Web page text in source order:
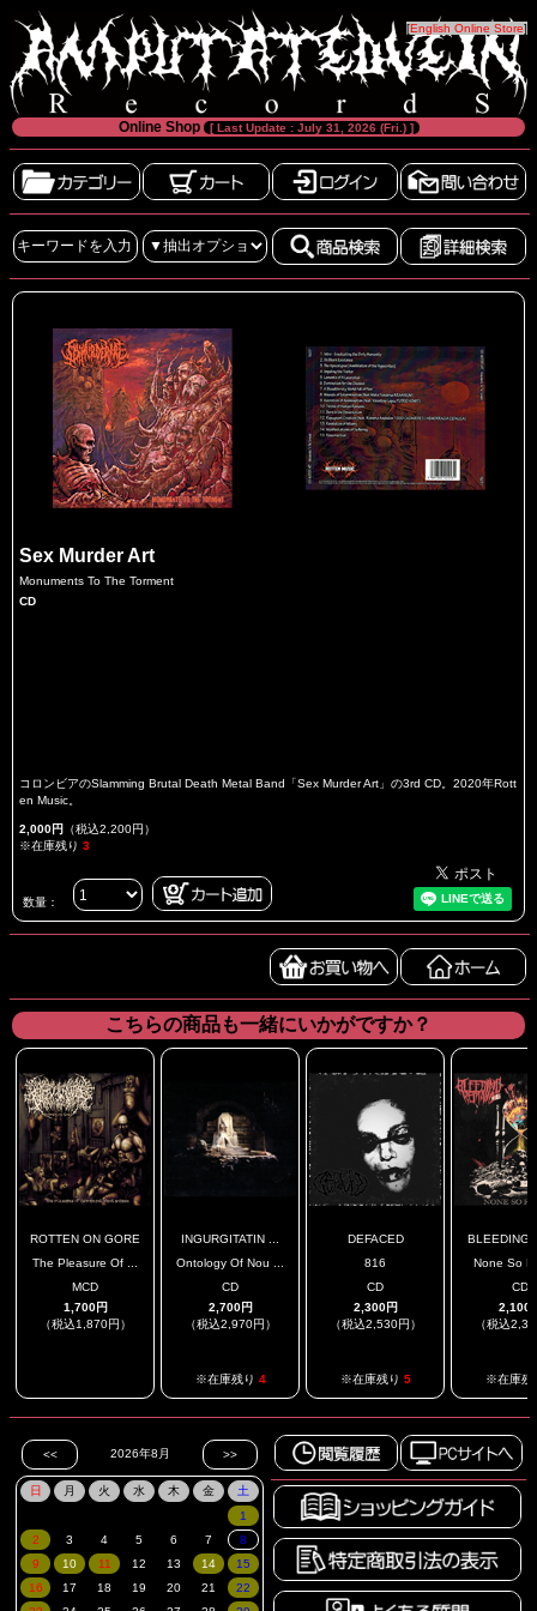
[English Online Store]
Online Shop [ Last Update : July 31, 2026 (Fri.) ]
Sex Murder Art
Monuments To The Torment
CD
コロンビアのSlamming Brutal Death Metal Band「Sex Murder Art」の3rd CD。2020年Rott
en Music。
2,000円 （税込2,200円）
※在庫残り 3
数量：
こちらの商品も一緒にいかがですか？
ROTTEN ON GORE
The Pleasure Of ...
MCD
1,700円
（税込1,870円）
INGURGITATIN ...
Ontology Of Nou ...
CD
2,700円
（税込2,970円）
※在庫残り 4
DEFACED
816
CD
2,300円
（税込2,530円）
※在庫残り 5
BLEEDING
None So
CD
2,100
（税込
※在庫残